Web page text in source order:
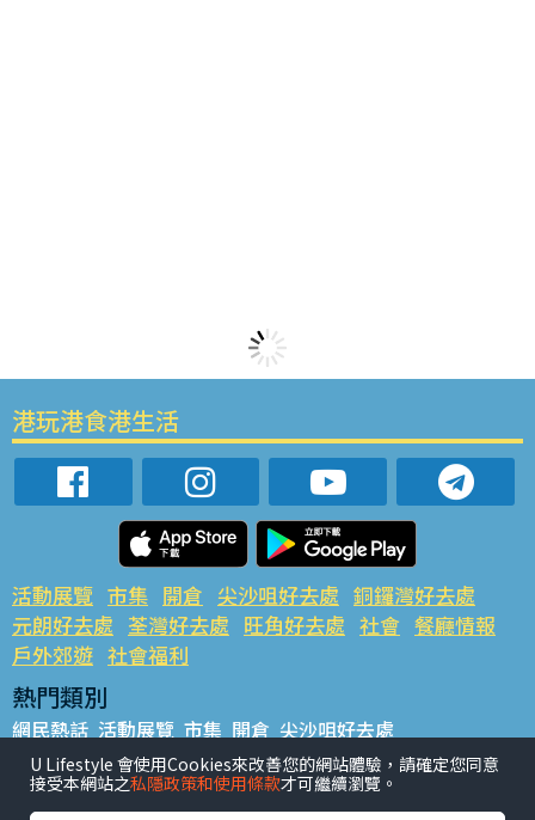
港玩港食港生活
活動展覽 市集 開倉 尖沙咀好去處 銅鑼灣好去處
元朗好去處 荃灣好去處 旺角好去處 社會 餐廳情報
戶外郊遊 社會福利
熱門類別
網民熱話 活動展覽 市集 開倉 尖沙咀好去處
銅鑼灣好去處 元朗好去處 荃灣好去處 旺角好去處 社會
餐廳情報 戶外郊遊
U Lifestyle 會使用Cookies來改善您的網站體驗，請確定您同意
接受本網站之私隱政策和使用條款才可繼續瀏覽。